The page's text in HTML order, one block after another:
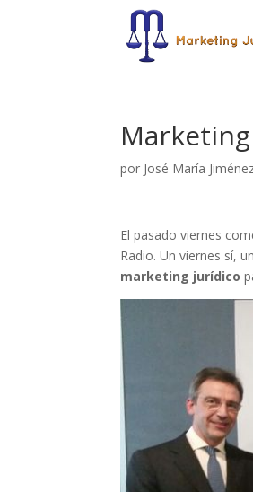
por José María
El pasado viernes
Radio. Un viernes sí,
marketing jurídico